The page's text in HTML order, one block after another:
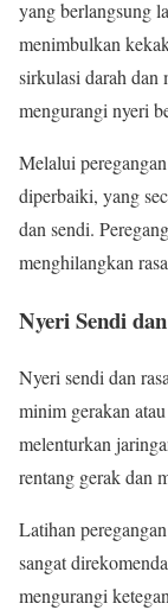
yang berlangsung
menimbulkan
sirkulasi darah dan
mengurangi nyeri
Melalui
diperbaiki, yang
dan sendi.
menghilangkan
Nyeri Sendi
Nyeri sendi dan
minim gerakan
melenturkan
rentang gerak dan
Latihan
sangat
mengurangi